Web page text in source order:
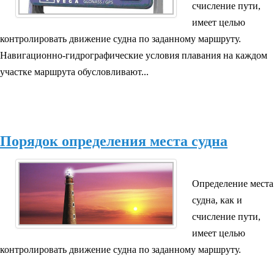
счисление пути,
имеет целью
контролировать движение судна по заданному маршруту.
Навигационно-гидрографические условия плавания на каждом
участке маршрута обусловливают...
Порядок определения места судна
Определение места
судна, как и
счисление пути,
имеет целью
контролировать движение судна по заданному маршруту.